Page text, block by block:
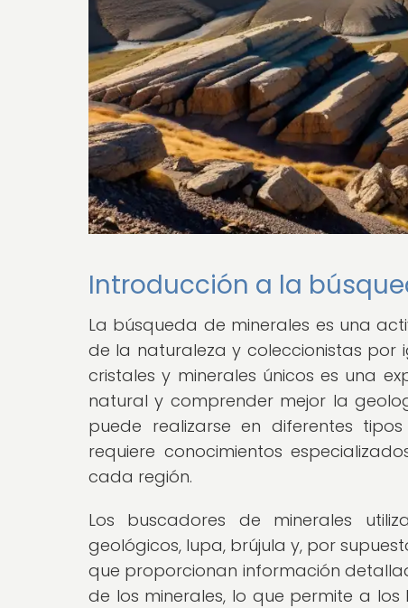
Introducción a la
La búsqueda de minerales es una
de la naturaleza y coleccionistas por
cristales y minerales únicos es una
natural y comprender mejor la
puede realizarse en diferentes
requiere conocimientos
cada región.
Los buscadores de minerales
geológicos, lupa, brújula y, por
que proporcionan información
de los minerales, lo que permite a